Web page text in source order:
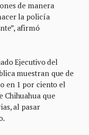
de manera
la policía
afirmó
Ejecutivo del
muestran que de
en 1 por ciento el
Chihuahua que
al pasar